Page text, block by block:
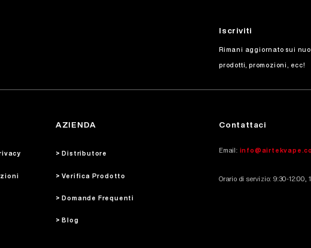
Iscriviti
Rimani aggiornato sui
prodotti, promozioni, ecc!
AZIENDA
> Distributore
> Verifica Prodotto
> Domande Frequenti
> Blog
Contattaci
Email:
Orario di servizio: 9:30-12:00,